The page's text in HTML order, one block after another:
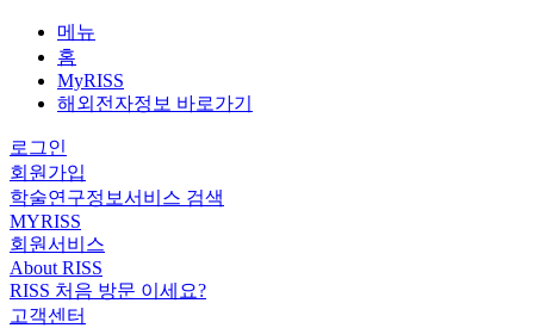
메뉴
홈
MyRISS
해외전자정보 바로가기
로그인
회원가입
학술연구정보서비스 검색
MYRISS
회원서비스
About RISS
RISS 처음 방문 이세요?
고객센터